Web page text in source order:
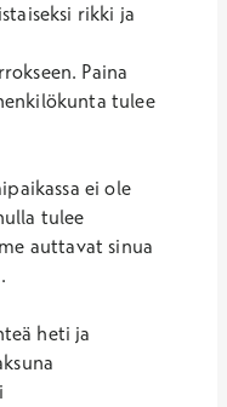
rikki ja
Paina
tulee
ei ole
tulee
auttavat sinua
heti ja